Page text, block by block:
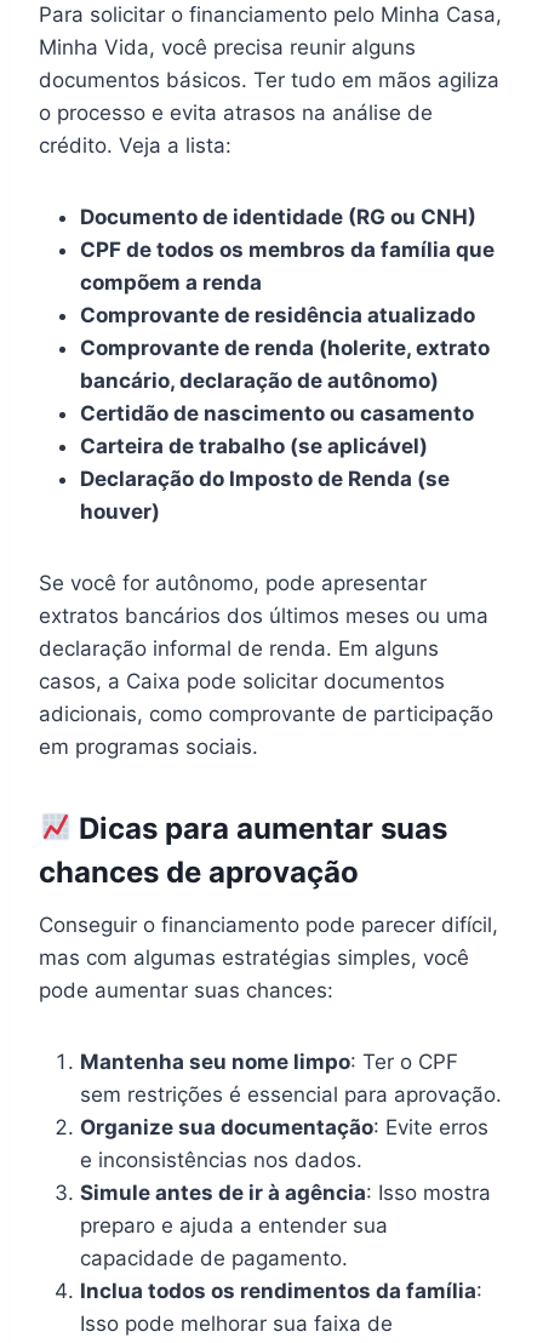
Para solicitar o financiamento pelo Minha Casa,
Minha Vida, você precisa reunir alguns
documentos básicos. Ter tudo em mãos agiliza
o processo e evita atrasos na análise de
crédito. Veja a lista:
Documento de identidade (RG ou CNH)
CPF de todos os membros da família que
compõem a renda
Comprovante de residência atualizado
Comprovante de renda (holerite, extrato
bancário, declaração de autônomo)
Certidão de nascimento ou casamento
Carteira de trabalho (se aplicável)
Declaração do Imposto de Renda (se
houver)
Se você for autônomo, pode apresentar
extratos bancários dos últimos meses ou uma
declaração informal de renda. Em alguns
casos, a Caixa pode solicitar documentos
adicionais, como comprovante de participação
em programas sociais.
Dicas para aumentar suas
chances de aprovação
Conseguir o financiamento pode parecer difícil,
mas com algumas estratégias simples, você
pode aumentar suas chances:
Mantenha seu nome limpo: Ter o CPF
sem restrições é essencial para aprovação.
Organize sua documentação: Evite erros
e inconsistências nos dados.
Simule antes de ir à agência: Isso mostra
preparo e ajuda a entender sua
capacidade de pagamento.
Inclua todos os rendimentos da família:
Isso pode melhorar sua faixa de